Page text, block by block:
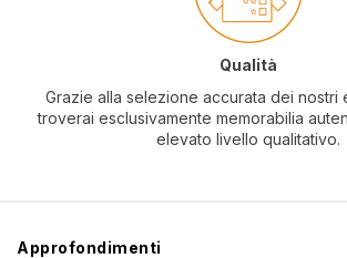
Qualità
Grazie alla selezione accurata dei nostri
troverai esclusivamente memorabilia
elevato livello qualitativo.
Approfondimenti